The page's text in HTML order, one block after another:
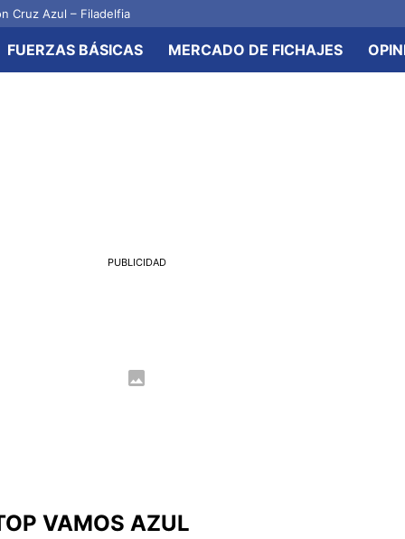
Cruz Azul – Filadelfia
FUERZAS BÁSICAS MERCADO DE FICHAJES
PUBLICIDAD
VAMOS AZUL